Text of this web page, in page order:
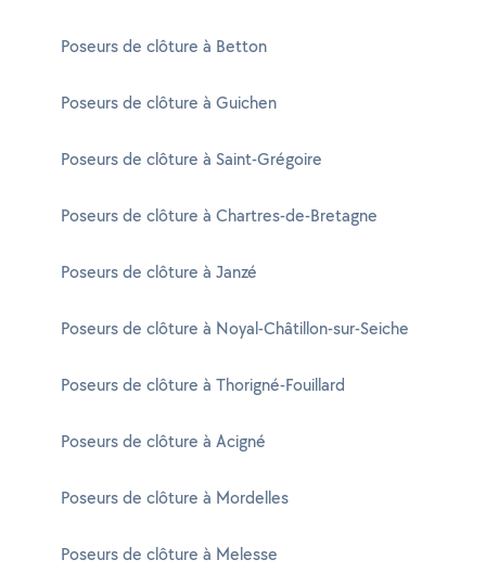
Poseurs de clôture à Betton
Poseurs de clôture à Guichen
Poseurs de clôture à Saint-Grégoire
Poseurs de clôture à Chartres-de-Bretagne
Poseurs de clôture à Janzé
Poseurs de clôture à Noyal-Châtillon-sur-Seiche
Poseurs de clôture à Thorigné-Fouillard
Poseurs de clôture à Acigné
Poseurs de clôture à Mordelles
Poseurs de clôture à Melesse